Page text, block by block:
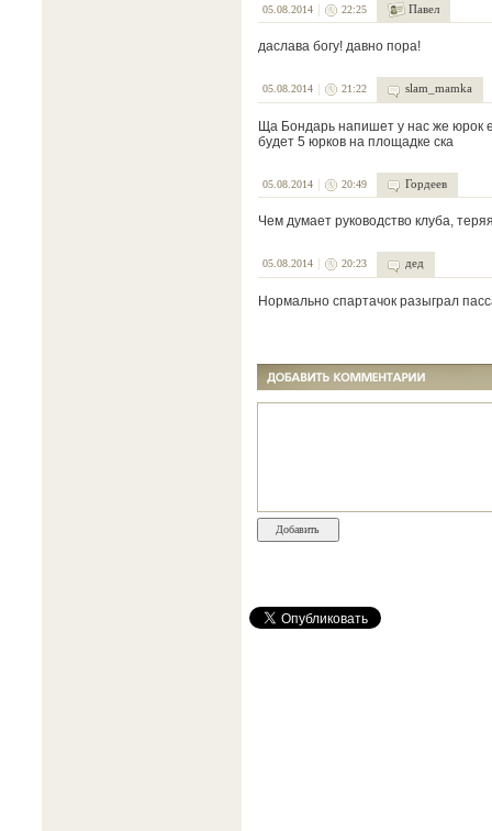
05.08.2014 22:25 Павел
даслава богу! давно пора!
05.08.2014 21:22 slam_mamka
Ща Бондарь напишет у нас же юрок
будет 5 юрков на площадке ска
05.08.2014 20:49 Гордеев
Чем думает руководство клуба,
05.08.2014 20:23 дед
Нормально спартачок разыграл